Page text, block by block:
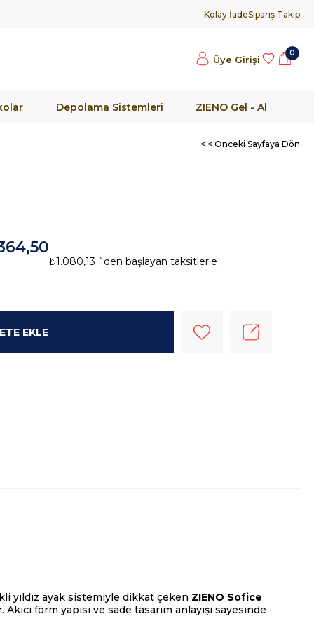
Kolay İadeSipariş Takip
Üye Girişi
0
Depolama Sistemleri ZIENO Gel - Al
< < Önceki Sayfaya Dön
₺1.080,13 `den başlayan taksitlerle
yıldız ayak sistemiyle dikkat çeken ZIENO Sofice
form yapısı ve sade tasarım anlayışı sayesinde